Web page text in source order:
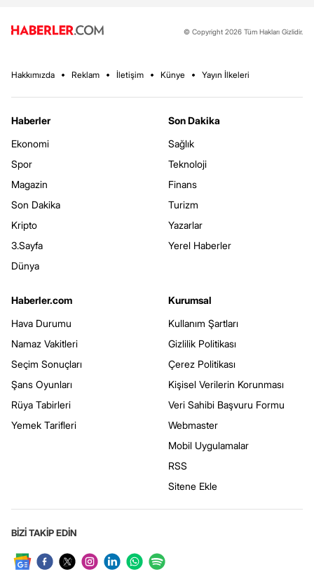
© Copyright 2026 Tüm Hakları Gizlidir.
Hakkımızda Reklam İletişim Künye Yayın İlkeleri
Haberler
Ekonomi
Spor
Magazin
Son Dakika
Kripto
3.Sayfa
Dünya
Son Dakika
Sağlık
Teknoloji
Finans
Turizm
Yazarlar
Yerel Haberler
Haberler.com
Hava Durumu
Namaz Vakitleri
Seçim Sonuçları
Şans Oyunları
Rüya Tabirleri
Yemek Tarifleri
Kurumsal
Kullanım Şartları
Gizlilik Politikası
Çerez Politikası
Kişisel Verilerin Korunması
Veri Sahibi Başvuru Formu
Webmaster
Mobil Uygulamalar
RSS
Sitene Ekle
BİZİ TAKİP EDİN